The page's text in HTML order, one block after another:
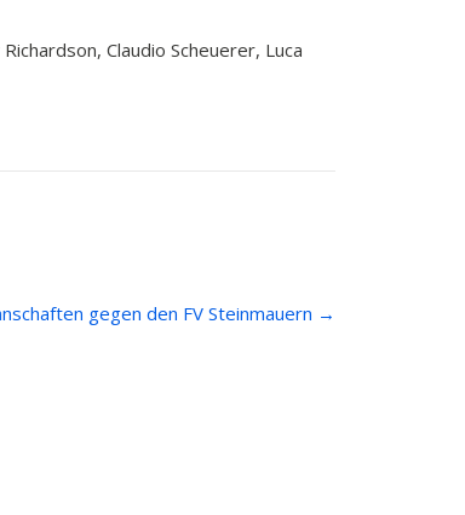
Claudio Scheuerer, Luca
gegen den FV Steinmauern →